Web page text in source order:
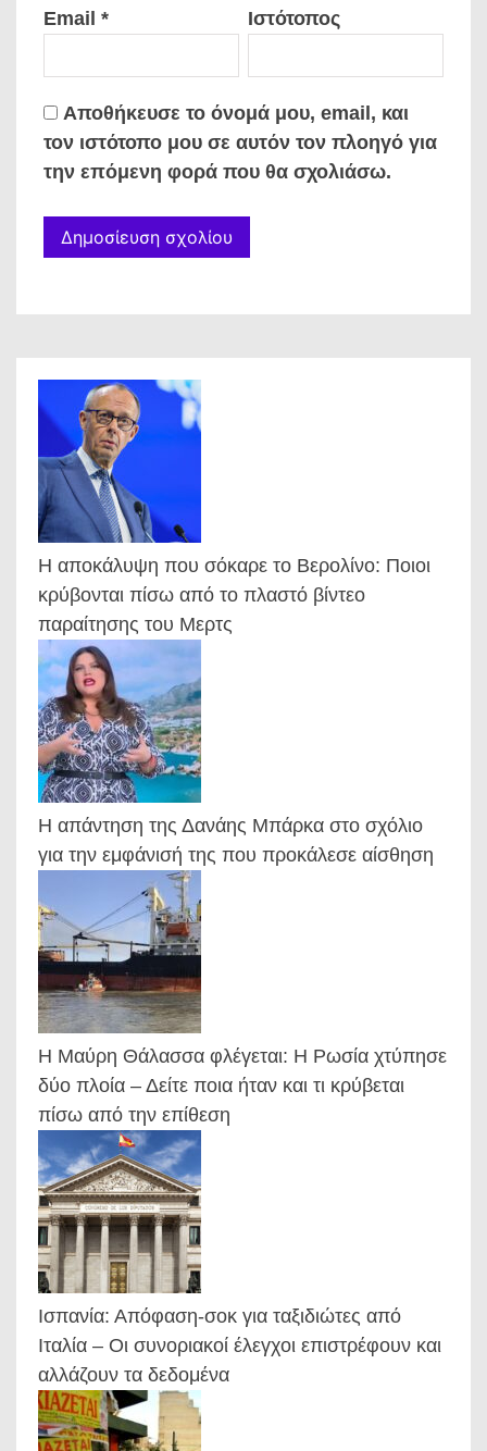
Email * Ιστότοπος
Αποθήκευσε το όνομά μου, email, και
τον ιστότοπο μου σε αυτόν τον πλοηγό για
την επόμενη φορά που θα σχολιάσω.
Η αποκάλυψη που σόκαρε το Βερολίνο: Ποιοι
κρύβονται πίσω από το πλαστό βίντεο
παραίτησης του Μερτς
Η απάντηση της Δανάης Μπάρκα στο σχόλιο
για την εμφάνισή της που προκάλεσε αίσθηση
Η Μαύρη Θάλασσα φλέγεται: Η Ρωσία χτύπησε
δύο πλοία – Δείτε ποια ήταν και τι κρύβεται
πίσω από την επίθεση
Ισπανία: Απόφαση-σοκ για ταξιδιώτες από
Ιταλία – Οι συνοριακοί έλεγχοι επιστρέφουν και
αλλάζουν τα δεδομένα